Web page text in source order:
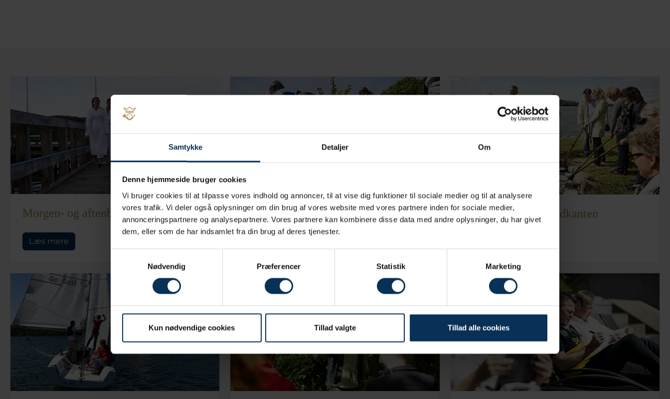
Samtykke Detaljer Om
Denne hjemmeside bruger cookies
Vi bruger cookies til at tilpasse vores indhold og annoncer, til at vise dig funktioner til sociale medier og til at analysere
vores trafik. Vi deler også oplysninger om din brug af vores website med vores partnere inden for sociale medier,
annonceringspartnere og analysepartnere. Vores partnere kan kombinere disse data med andre oplysninger, du har givet
dem, eller som de har indsamlet fra din brug af deres tjenester.
Nødvendig
Præferencer Statistik Marketing
Kun nødvendige cookies Tillad valgte Tillad alle cookies
Morgen- og aftenbadning
Læs mere
Plant et træ Pandekager ved vandkanten